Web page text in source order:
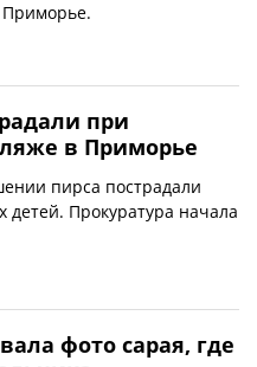
Приморье.
при
в Приморье
пирса пострадали
детей. Прокуратура начала
фото сарая, где